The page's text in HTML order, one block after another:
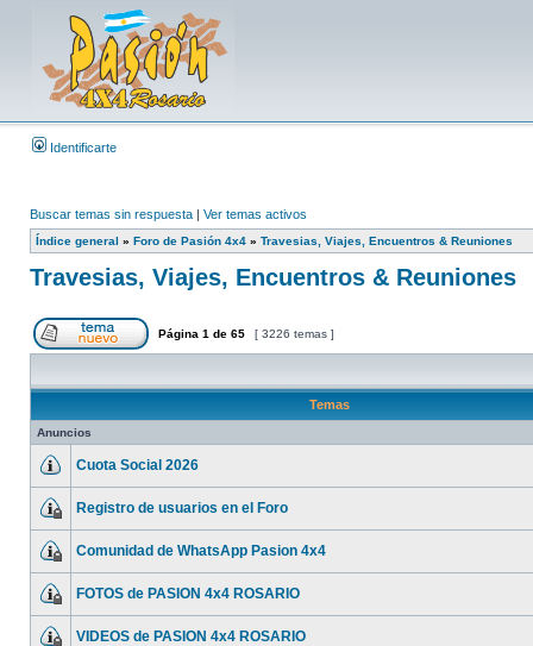
Identificarte
Buscar temas sin respuesta | Ver temas activos
Índice general » Foro de Pasión 4x4 » Travesias, Viajes, Encuentros & Reuniones
Travesias, Viajes, Encuentros & Reuniones
Página 1 de 65 [ 3226 temas ]
Temas
Anuncios
Cuota Social 2026
Registro de usuarios en el Foro
Comunidad de WhatsApp Pasion 4x4
FOTOS de PASION 4x4 ROSARIO
VIDEOS de PASION 4x4 ROSARIO